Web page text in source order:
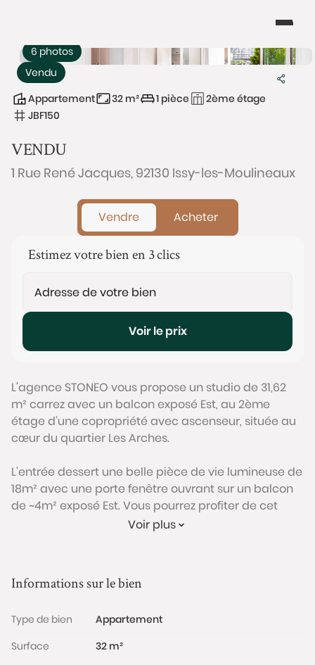
Vendu
6 photos
Appartement 32 m² 1 pièce
2ème étage
JBF150
VENDU
1 Rue René Jacques, 92130 Issy-les-Moulineaux
Vendre Acheter
Estimez votre bien en 3 clics
Voir le prix
L'agence STONEO vous propose un studio de 31,62
m² carrez avec un balcon exposé Est, au 2ème
étage d’une copropriété avec ascenseur, située au
cœur du quartier Les Arches.
L’entrée dessert une belle pièce de vie lumineuse de
18m² avec une porte fenêtre ouvrant sur un balcon
de ~4m² exposé Est. Vous pourrez profiter de cet
espace extérieur sans vis à vis direct pour prendre
stationnement en sous-sol est également
disponible en sus (24 000 € FAI).
Voir plus
Informations sur le bien
Type de bien
Appartement
Surface
32 m²